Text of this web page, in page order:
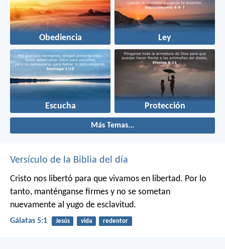
Obediencia Ley
Escucha Protección
Más Temas...
Versículo de la Biblia del día
Cristo nos libertó para que vivamos en libertad. Por lo
tanto, manténganse firmes y no se sometan
nuevamente al yugo de esclavitud.
Gálatas 5:1 Jesús vida redentor